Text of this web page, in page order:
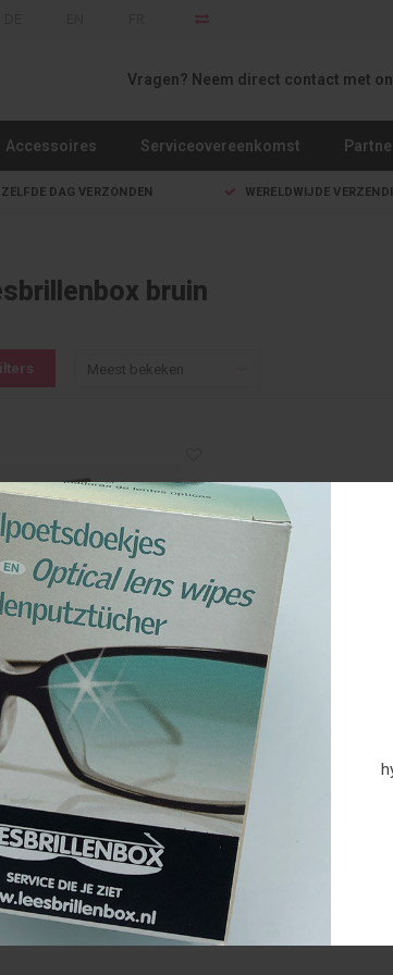
Vragen? Neem direct contact met
Accessoires Serviceovereenkomst
DAG VERZONDEN WERELDWIJDE
bruin
Meest bekeken
bruin
bruin, hoogglans!
Incl. btw)
bekeken